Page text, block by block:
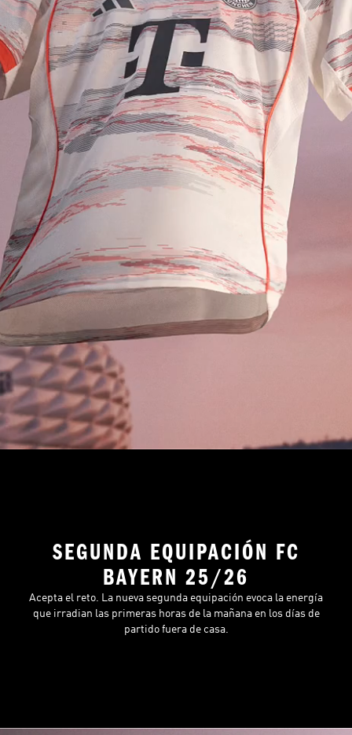
SEGUNDA EQUIPACIÓN FC
BAYERN 25/26
Acepta el reto. La nueva segunda equipación evoca la energía
que irradian las primeras horas de la mañana en los días de
partido fuera de casa.